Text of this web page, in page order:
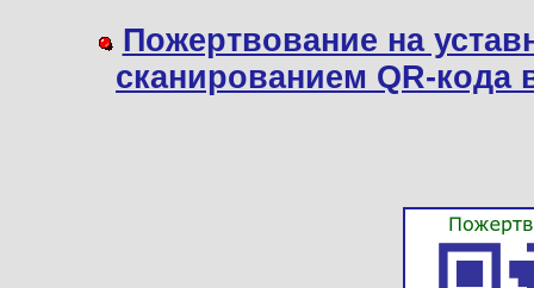
Пожертвование на
сканированием QR-